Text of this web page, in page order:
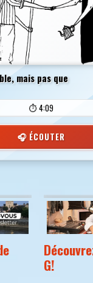
mais pas que
⏱️ 4:09
🎧 ÉCOUTER
G!